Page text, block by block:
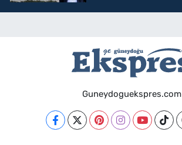
Guneydoguekspres.com